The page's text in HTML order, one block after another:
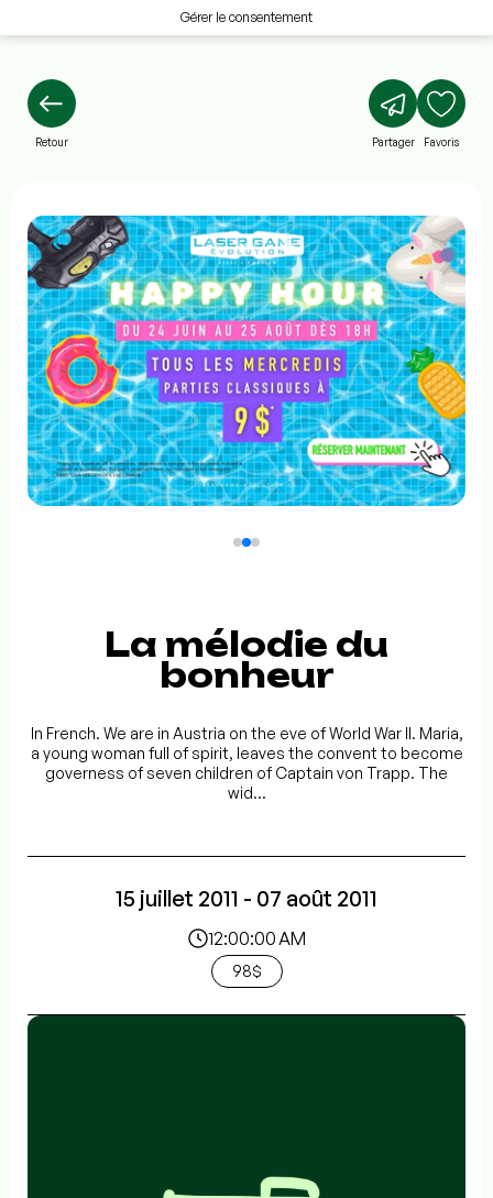
Gérer le consentement
Retour Partager Favoris
La mélodie du
bonheur
In French. We are in Austria on the eve of World War II. Maria,
a young woman full of spirit, leaves the convent to become
governess of seven children of Captain von Trapp. The
wid...
15 juillet 2011 - 07 août 2011
12:00:00 AM
98$